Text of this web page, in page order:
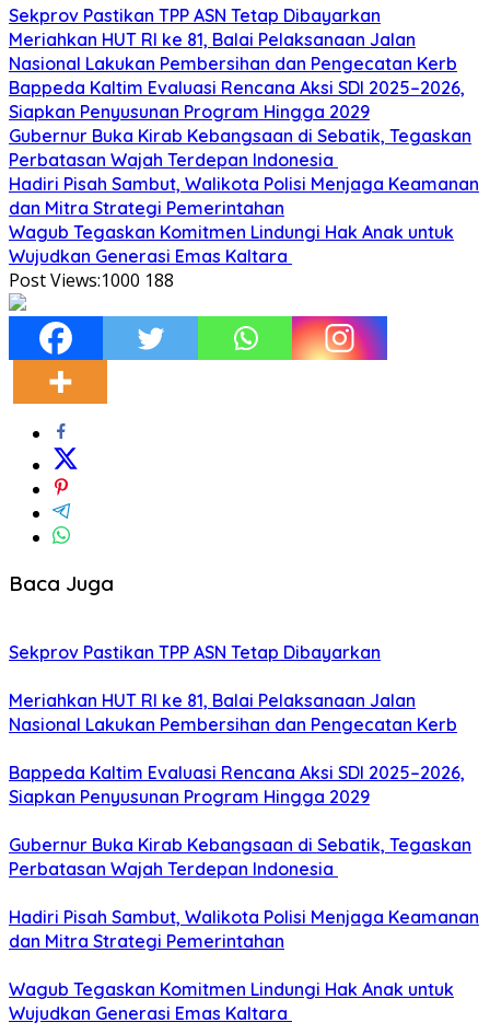
Sekprov Pastikan TPP ASN Tetap Dibayarkan
Meriahkan HUT RI ke 81, Balai Pelaksanaan Jalan
Nasional Lakukan Pembersihan dan Pengecatan Kerb
Bappeda Kaltim Evaluasi Rencana Aksi SDI 2025–2026,
Siapkan Penyusunan Program Hingga 2029
Gubernur Buka Kirab Kebangsaan di Sebatik, Tegaskan
Perbatasan Wajah Terdepan Indonesia
Hadiri Pisah Sambut, Walikota Polisi Menjaga Keamanan
dan Mitra Strategi Pemerintahan
Wagub Tegaskan Komitmen Lindungi Hak Anak untuk
Wujudkan Generasi Emas Kaltara
Post Views:1000 188
Baca Juga
Sekprov Pastikan TPP ASN Tetap Dibayarkan
Meriahkan HUT RI ke 81, Balai Pelaksanaan Jalan
Nasional Lakukan Pembersihan dan Pengecatan Kerb
Bappeda Kaltim Evaluasi Rencana Aksi SDI 2025–2026,
Siapkan Penyusunan Program Hingga 2029
Gubernur Buka Kirab Kebangsaan di Sebatik, Tegaskan
Perbatasan Wajah Terdepan Indonesia
Hadiri Pisah Sambut, Walikota Polisi Menjaga Keamanan
dan Mitra Strategi Pemerintahan
Wagub Tegaskan Komitmen Lindungi Hak Anak untuk
Wujudkan Generasi Emas Kaltara